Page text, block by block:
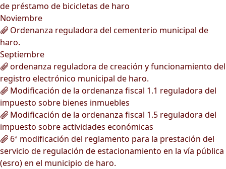
de préstamo de bicicletas de haro
Noviembre
Ordenanza reguladora del cementerio municipal de
haro.
Septiembre
ordenanza reguladora de creación y funcionamiento del
registro electrónico municipal de haro.
Modificación de la ordenanza fiscal 1.1 reguladora del
impuesto sobre bienes inmuebles
Modificación de la ordenanza fiscal 1.5 reguladora del
impuesto sobre actividades económicas
6ª modificación del reglamento para la prestación del
servicio de regulación de estacionamiento en la vía pública
(esro) en el municipio de haro.